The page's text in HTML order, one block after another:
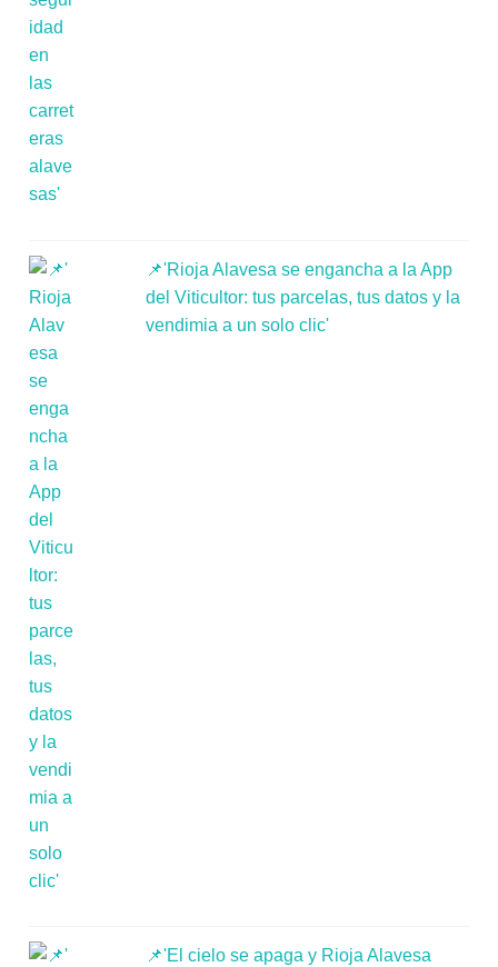
📌'Rioja Alavesa se engancha a la App
del Viticultor: tus parcelas, tus datos y la
vendimia a un solo clic'
📌'El cielo se apaga y Rioja Alavesa